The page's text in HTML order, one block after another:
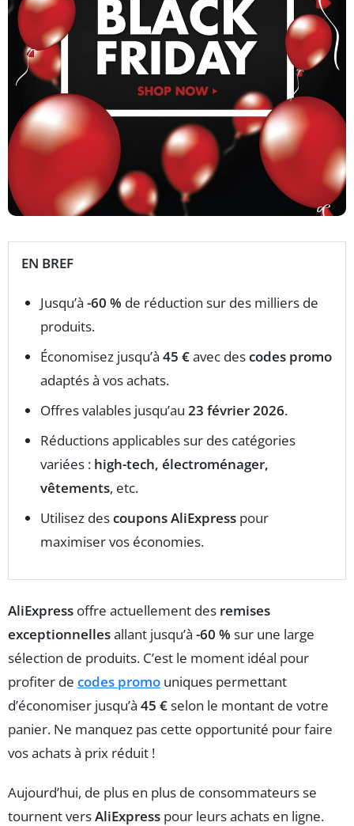
EN BREF
Jusqu’à -60 % de réduction sur des milliers de
produits.
Économisez jusqu’à 45 €avec descodes promo
adaptés à vos achats.
Offres valables jusqu’au 23 février 2026.
Réductions applicables sur des catégories
variées : high-tech, électroménager,
vêtements, etc.
Utilisez descoupons AliExpress pour
maximiser vos économies.
AliExpress offre actuellement des remises
exceptionnellesallant jusqu’à -60 % sur une large
sélection de produits. C’est le moment idéal pour
profiter de codes promo uniques permettant
d’économiser jusqu’à 45 €selon le montant de votre
panier. Ne manquez pas cette opportunité pour faire
vos achats à prix réduit !
Aujourd’hui, de plus en plus de consommateurs se
tournent versAliExpress pour leurs achats en ligne.